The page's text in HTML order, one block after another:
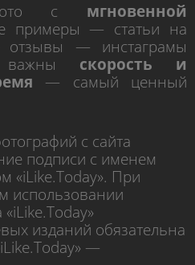
с мгновенной
примеры — статьи на
отзывы — инстаграмы
важны скорость и
— самый ценный
с сайта
подписи с именем
«iLike.Today». При
использовании
изданий обязательна
—